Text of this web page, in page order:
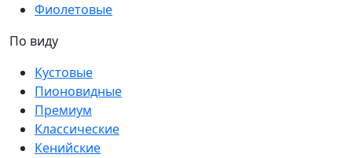
Фиолетовые
По виду
Кустовые
Пионовидные
Премиум
Классические
Кенийские